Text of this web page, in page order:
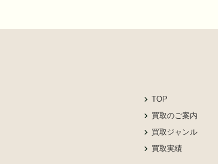
TOP
買取のご案内
買取ジャンル
買取実績